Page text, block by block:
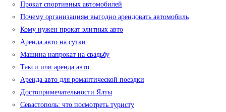
Прокат спортивных автомобилей
Почему организациям выгодно арендовать автомобиль
Кому нужен прокат элитных авто
Аренда авто на сутки
Машина напрокат на свадьбу
Такси или аренда авто
Аренда авто для романтической поездки
Достопримечательности Ялты
Севастополь: что посмотреть туристу